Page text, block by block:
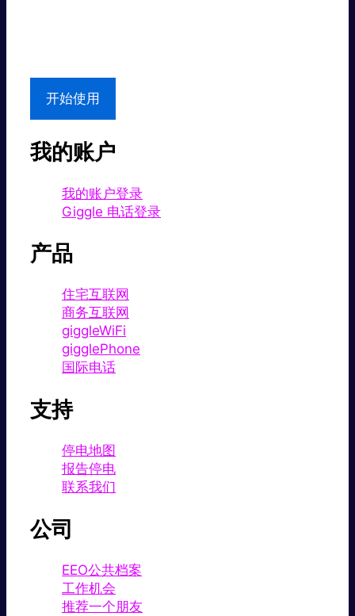
开始使用
我的账户
我的账户登录
Giggle 电话登录
产品
住宅互联网
商务互联网
giggleWiFi
gigglePhone
国际电话
支持
停电地图
报告停电
联系我们
公司
EEO公共档案
工作机会
推荐一个朋友